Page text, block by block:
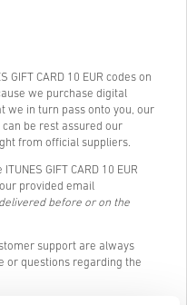
GIFT CARD 10 EUR codes on
we purchase digital
we in turn pass onto you, our
be rest assured our
from official suppliers.
GIFT CARD 10 EUR
provided email
before or on the
support are always
or questions regarding the